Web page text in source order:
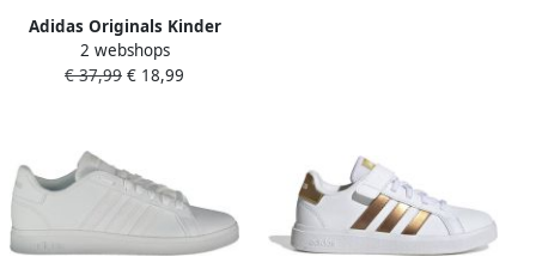
Adidas Originals Kinder
gympen met
klittenbandsluiting en
2 webshops
€ 37,99 € 18,99